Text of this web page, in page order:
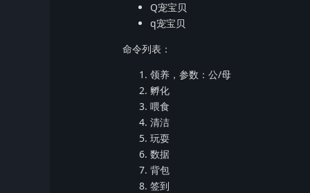
Q宠宝贝
q宠宝贝
命令列表：
领养，参数：公/母
孵化
喂食
清洁
玩耍
数据
背包
签到